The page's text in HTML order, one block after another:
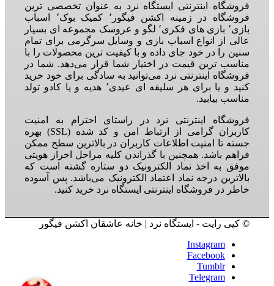
فروشگاه اینترنتی ایستگاه نرد به عنوان تخصصی ترین
فروشگاه در زمینه اکشن فیگور٬ کمیک بوک٬ اسباب
بازی٬ بازی های فکری٬ لگو و عروسک مجموعه ای بسیار
عالی از انواع اسباب بازی و وسایل سرگرمی برای تمام
سنین را در خود جای داده و با کیفیت ترین محصولات را با
مناسب ترین قیمت در اختیار شما قرار می‌دهد. شما در
فروشگاه اینترنتی نرد می‌توانید به سادگی برای خود خرید
کنید و یا برای هر سلیقه ای عیدی٬ هدیه و یا کادو تولد
مناسب بیابید.
فروشگاه اینترنتی نرد در راستای احترام به امنیت
کاربران گرامی از ارتباط امن و کد شده (SSL) بهره
جسته تا امنیت اطلاعات کاربران در بالاترین سطح ممکن
فراهم باشد. همچنین با گذراندن کلیه مراحل احراز هویتی
موفق به اخذ نماد الکترونیک دو ستاره گشته است که
بالاترین درجه نماد اعتماد الکترونیک می‌باشد. پس آسوده
خاطر در فروشگاه اینترنتی ایستگاه نرد خرید کنید.
© کپی رایت - ایستگاه نرد | خانه عاشقان اکشن فیگور
Instagram
Facebook
Tumblr
Telegram